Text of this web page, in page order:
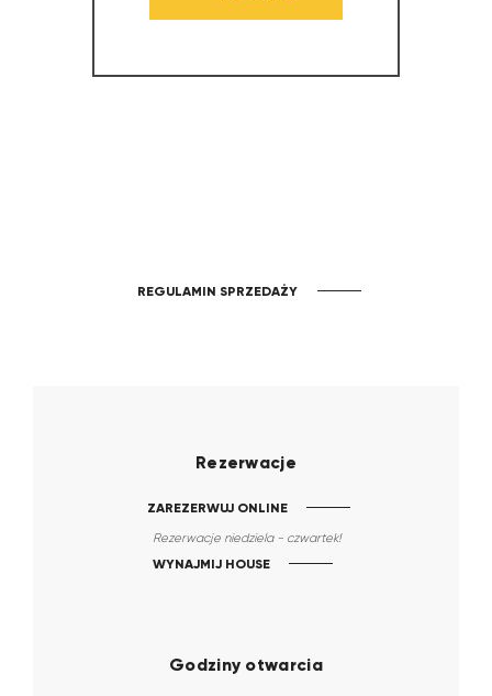
REGULAMIN SPRZEDAŻY
Rezerwacje
ZAREZERWUJ ONLINE
Rezerwacje niedziela - czwartek!
WYNAJMIJ HOUSE
Godziny otwarcia